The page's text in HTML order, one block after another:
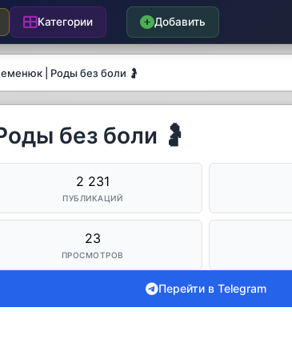
Категории Добавить
| Роды без боли 🤰
без боли 🤰
2 231
ПУБЛИКАЦИЙ
23
ПРОСМОТРОВ
Перейти в Telegram